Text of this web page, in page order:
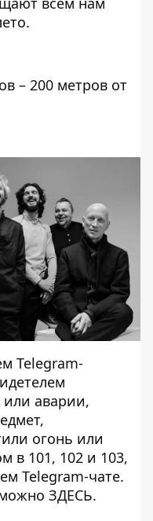
– 200 метров от
Telegram-
аварии,
огонь или
в 101, 102 и 103,
Telegram-чате.
ЗДЕСЬ.